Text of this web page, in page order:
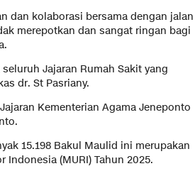
dan kolaborasi bersama dengan jalan
merepotkan dan sangat ringan bagi
Jajaran Rumah Sakit yang
dr. St Pasriany.
Kementerian Agama Jeneponto
15.198 Bakul Maulid ini merupakan
(MURI) Tahun 2025.